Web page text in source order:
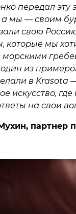
передал эту
а мы — своим
свою
которые мы
морскими
один из
в Krasota
искусство,
на свои
партнер